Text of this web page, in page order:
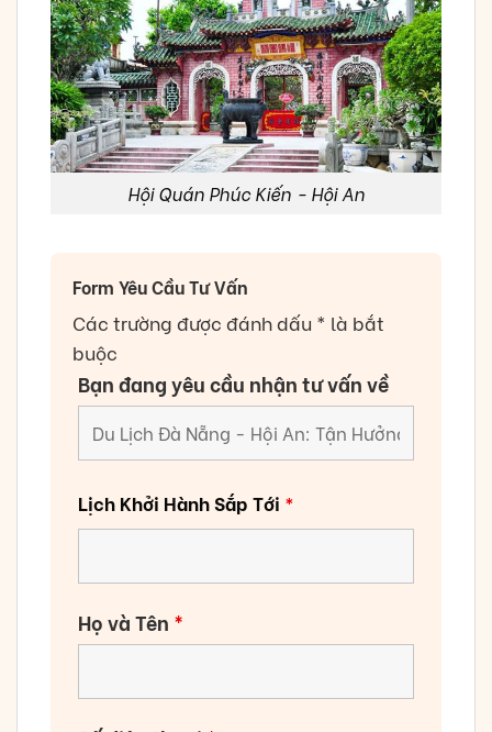
Hội Quán Phúc Kiến - Hội An
Form Yêu Cầu Tư Vấn
Các trường được đánh dấu * là bắt
buộc
Bạn đang yêu cầu nhận tư vấn về
Lịch Khởi Hành Sắp Tới *
Họ và Tên *